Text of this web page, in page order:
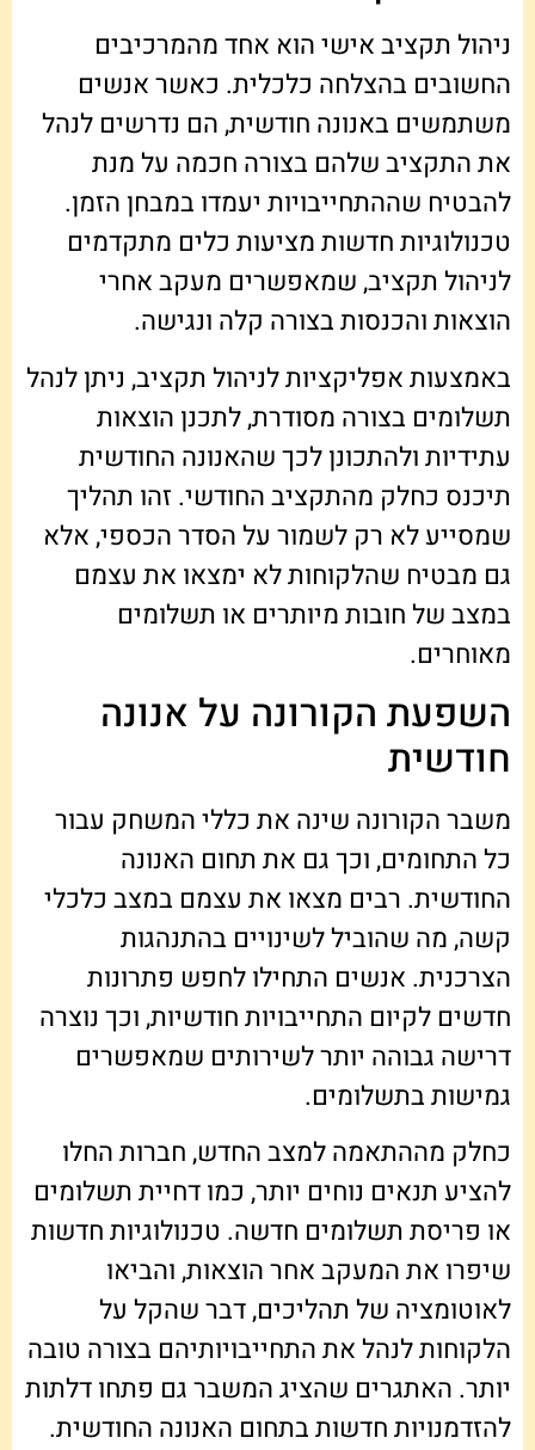
ניהול תקציב אישי הוא אחד מהמרכיבים
החשובים בהצלחה כלכלית. כאשר אנשים
משתמשים באנונה חודשית, הם נדרשים לנהל
את התקציב שלהם בצורה חכמה על מנת
להבטיח שההתחייבויות יעמדו במבחן הזמן.
טכנולוגיות חדשות מציעות כלים מתקדמים
לניהול תקציב, שמאפשרים מעקב אחרי
הוצאות והכנסות בצורה קלה ונגישה.
באמצעות אפליקציות לניהול תקציב, ניתן לנהל
תשלומים בצורה מסודרת, לתכנן הוצאות
עתידיות ולהתכונן לכך שהאנונה החודשית
תיכנס כחלק מהתקציב החודשי. זהו תהליך
שמסייע לא רק לשמור על הסדר הכספי, אלא
גם מבטיח שהלקוחות לא ימצאו את עצמם
במצב של חובות מיותרים או תשלומים
מאוחרים.
השפעת הקורונה על אנונה
חודשית
משבר הקורונה שינה את כללי המשחק עבור
כל התחומים, וכך גם את תחום האנונה
החודשית. רבים מצאו את עצמם במצב כלכלי
קשה, מה שהוביל לשינויים בהתנהגות
הצרכנית. אנשים התחילו לחפש פתרונות
חדשים לקיום התחייבויות חודשיות, וכך נוצרה
דרישה גבוהה יותר לשירותים שמאפשרים
גמישות בתשלומים.
כחלק מההתאמה למצב החדש, חברות החלו
להציע תנאים נוחים יותר, כמו דחיית תשלומים
או פריסת תשלומים חדשה. טכנולוגיות חדשות
שיפרו את המעקב אחר הוצאות, והביאו
לאוטומציה של תהליכים, דבר שהקל על
הלקוחות לנהל את התחייבויותיהם בצורה טובה
יותר. האתגרים שהציג המשבר גם פתחו דלתות
להזדמנויות חדשות בתחום האנונה החודשית.